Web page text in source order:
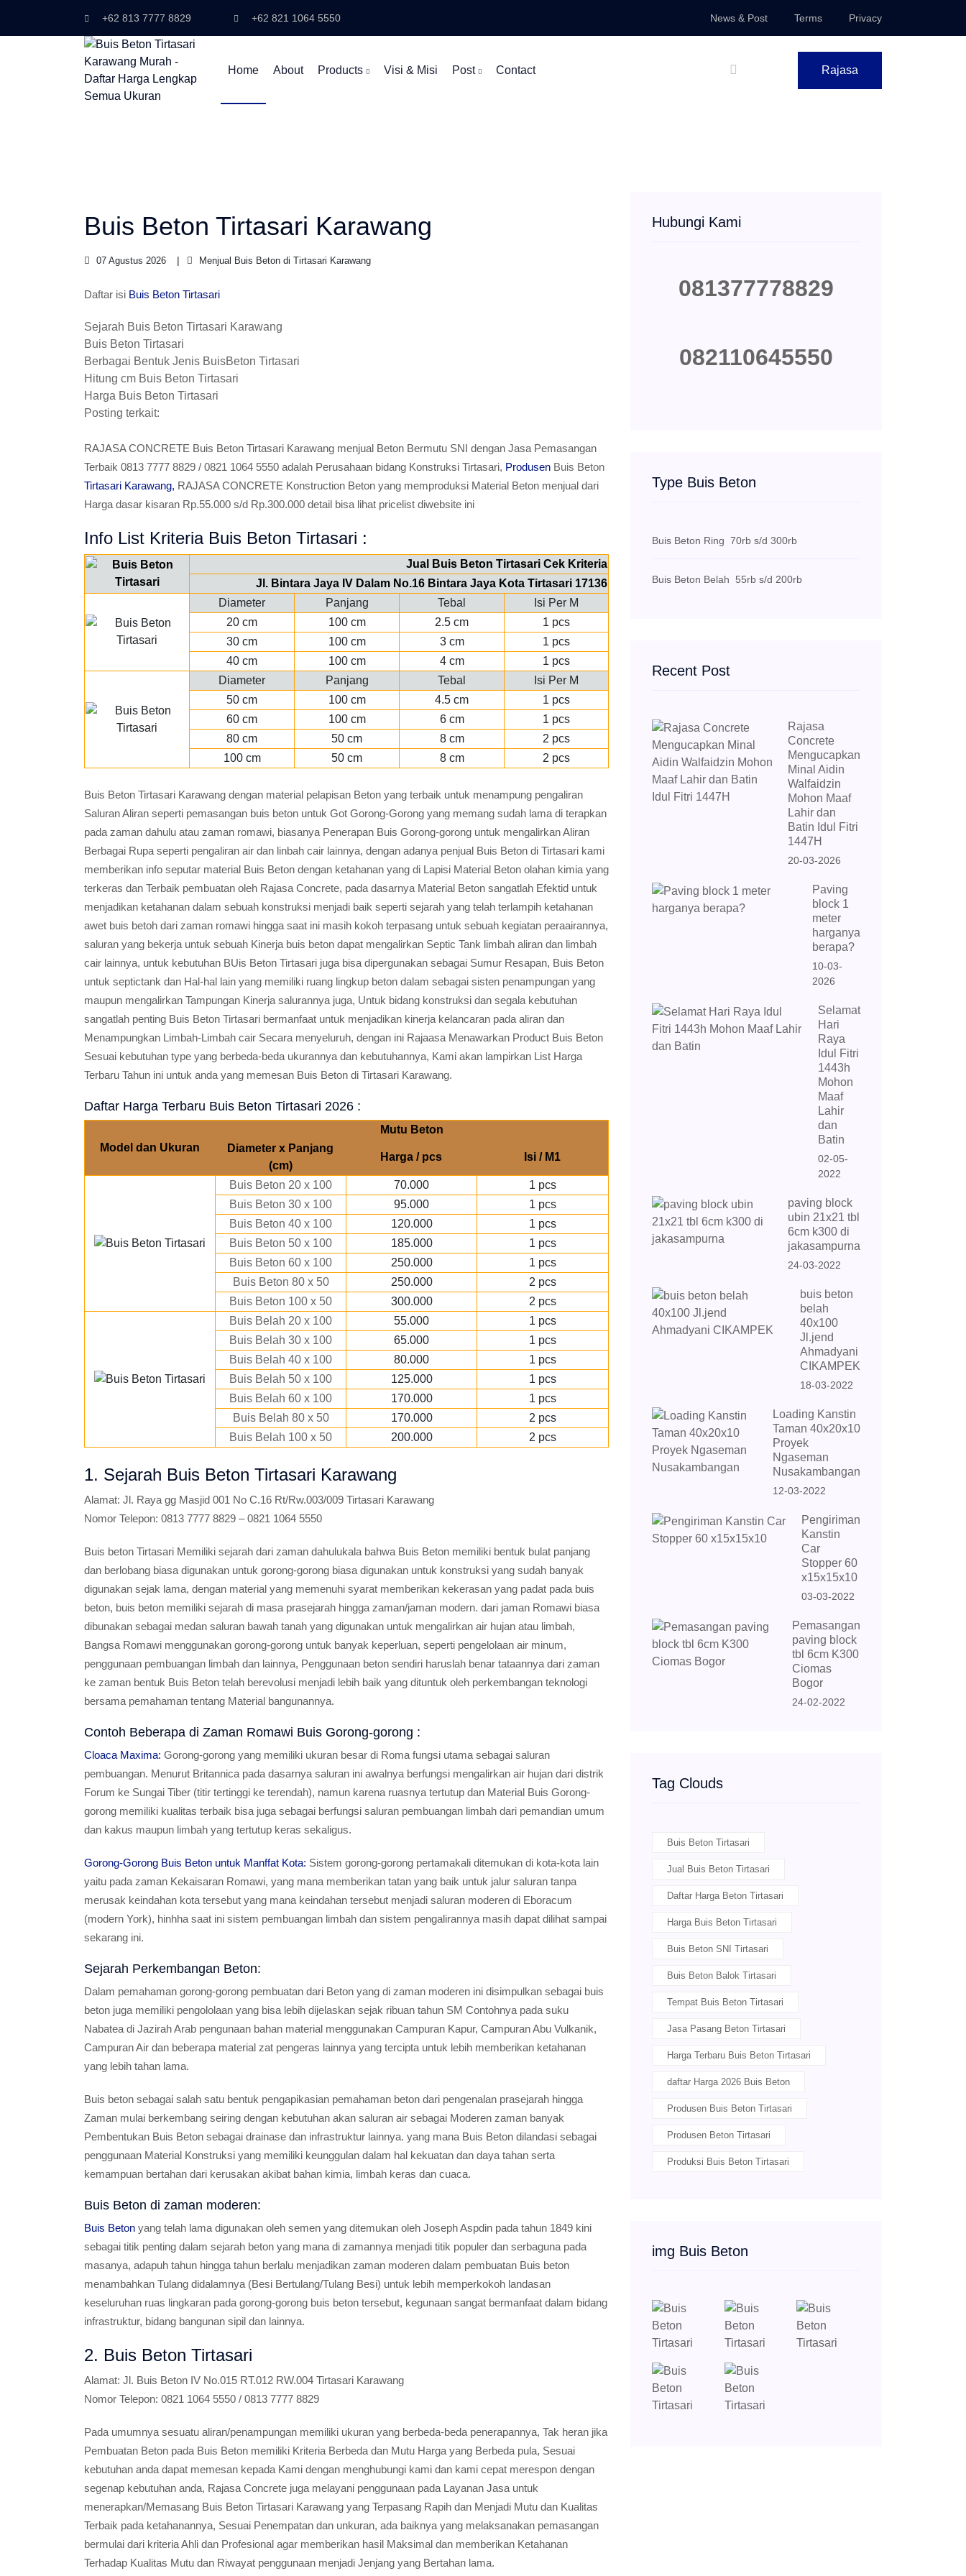
+62 813 7777 8829 +62 821 1064 5550 News & Post Terms Privacy
Home About Products Visi & Misi Post Contact Rajasa
Buis Beton Tirtasari Karawang
07 Agustus 2026 Menjual Buis Beton di Tirtasari Karawang
Daftar isi Buis Beton Tirtasari
Sejarah Buis Beton Tirtasari Karawang
Buis Beton Tirtasari
Berbagai Bentuk Jenis BuisBeton Tirtasari
Hitung cm Buis Beton Tirtasari
Harga Buis Beton Tirtasari
Posting terkait:
RAJASA CONCRETE Buis Beton Tirtasari Karawang menjual Beton Bermutu SNI dengan Jasa Pemasangan
Terbaik 0813 7777 8829 / 0821 1064 5550 adalah Perusahaan bidang Konstruksi Tirtasari, Produsen Buis Beton
Tirtasari Karawang, RAJASA CONCRETE Konstruction Beton yang memproduksi Material Beton menjual dari
Harga dasar kisaran Rp.55.000 s/d Rp.300.000 detail bisa lihat pricelist diwebsite ini
Info List Kriteria Buis Beton Tirtasari :
Jual Buis Beton Tirtasari Cek Kriteria
Jl. Bintara Jaya IV Dalam No.16 Bintara Jaya Kota Tirtasari 17136
Diameter
Panjang Tebal
Isi Per M
20 cm
100 cm 2.5 cm
1 pcs
30 cm
100 cm 3 cm
1 pcs
40 cm
100 cm 4 cm
1 pcs
Diameter
Panjang Tebal
Isi Per M
50 cm
100 cm 4.5 cm
1 pcs
60 cm
100 cm 6 cm
1 pcs
80 cm
50 cm 8 cm
2 pcs
100 cm
50 cm 8 cm 2 pcs
Buis Beton Tirtasari Karawang dengan material pelapisan Beton yang terbaik untuk menampung pengaliran
Saluran Aliran seperti pemasangan buis beton untuk Got Gorong-Gorong yang memang sudah lama di terapkan
pada zaman dahulu atau zaman romawi, biasanya Penerapan Buis Gorong-gorong untuk mengalirkan Aliran
Berbagai Rupa seperti pengaliran air dan linbah cair lainnya, dengan adanya penjual Buis Beton di Tirtasari kami
memberikan info seputar material Buis Beton dengan ketahanan yang di Lapisi Material Beton olahan kimia yang
terkeras dan Terbaik pembuatan oleh Rajasa Concrete, pada dasarnya Material Beton sangatlah Efektid untuk
menjadikan ketahanan dalam sebuah konstruksi menjadi baik seperti sejarah yang telah terlampih ketahanan
awet buis betoh dari zaman romawi hingga saat ini masih kokoh terpasang untuk sebuah kegiatan peraairannya,
saluran yang bekerja untuk sebuah Kinerja buis beton dapat mengalirkan Septic Tank limbah aliran dan limbah
cair lainnya, untuk kebutuhan BUis Beton Tirtasari juga bisa dipergunakan sebagai Sumur Resapan, Buis Beton
untuk septictank dan Hal-hal lain yang memiliki ruang lingkup beton dalam sebagai sisten penampungan yang
maupun mengalirkan Tampungan Kinerja salurannya juga, Untuk bidang konstruksi dan segala kebutuhan
sangatlah penting Buis Beton Tirtasari bermanfaat untuk menjadikan kinerja kelancaran pada aliran dan
Menampungkan Limbah-Limbah cair Secara menyeluruh, dengan ini Rajaasa Menawarkan Product Buis Beton
Sesuai kebutuhan type yang berbeda-beda ukurannya dan kebutuhannya, Kami akan lampirkan List Harga
Terbaru Tahun ini untuk anda yang memesan Buis Beton di Tirtasari Karawang.
Daftar Harga Terbaru Buis Beton Tirtasari 2026 :
Model dan Ukuran
Mutu Beton
Diameter x Panjang
(cm)
Harga / pcs Isi / M1
Buis Beton 20 x 100 70.000
1 pcs
Buis Beton 30 x 100
95.000
1 pcs
Buis Beton 40 x 100
120.000
1 pcs
Buis Beton 50 x 100
185.000
1 pcs
Buis Beton 60 x 100
250.000
1 pcs
Buis Beton 80 x 50
250.000
2 pcs
Buis Beton 100 x 50
300.000
2 pcs
Buis Belah 20 x 100
55.000
1 pcs
Buis Belah 30 x 100
65.000
1 pcs
Buis Belah 40 x 100
80.000
1 pcs
Buis Belah 50 x 100
125.000
1 pcs
Buis Belah 60 x 100
170.000
1 pcs
Buis Belah 80 x 50
170.000
2 pcs
Buis Belah 100 x 50
200.000 2 pcs
1. Sejarah Buis Beton Tirtasari Karawang
Alamat: Jl. Raya gg Masjid 001 No C.16 Rt/Rw.003/009 Tirtasari Karawang
Nomor Telepon: 0813 7777 8829 – 0821 1064 5550
Buis beton Tirtasari Memiliki sejarah dari zaman dahulukala bahwa Buis Beton memiliki bentuk bulat panjang
dan berlobang biasa digunakan untuk gorong-gorong biasa digunakan untuk konstruksi yang sudah banyak
digunakan sejak lama, dengan material yang memenuhi syarat memberikan kekerasan yang padat pada buis
beton, buis beton memiliki sejarah di masa prasejarah hingga zaman/jaman modern. dari jaman Romawi biasa
dibunakan sebagai medan saluran bawah tanah yang digunakan untuk mengalirkan air hujan atau limbah,
Bangsa Romawi menggunakan gorong-gorong untuk banyak keperluan, seperti pengelolaan air minum,
penggunaan pembuangan limbah dan lainnya, Penggunaan beton sendiri haruslah benar tataannya dari zaman
ke zaman bentuk Buis Beton telah berevolusi menjadi lebih baik yang dituntuk oleh perkembangan teknologi
bersama pemahaman tentang Material bangunannya.
Contoh Beberapa di Zaman Romawi Buis Gorong-gorong :
Cloaca Maxima: Gorong-gorong yang memiliki ukuran besar di Roma fungsi utama sebagai saluran
pembuangan. Menurut Britannica pada dasarnya saluran ini awalnya berfungsi mengalirkan air hujan dari distrik
Forum ke Sungai Tiber (titir tertinggi ke terendah), namun karena ruasnya tertutup dan Material Buis Gorong-
gorong memiliki kualitas terbaik bisa juga sebagai berfungsi saluran pembuangan limbah dari pemandian umum
dan kakus maupun limbah yang tertutup keras sekaligus.
Gorong-Gorong Buis Beton untuk Manffat Kota: Sistem gorong-gorong pertamakali ditemukan di kota-kota lain
yaitu pada zaman Kekaisaran Romawi, yang mana memberikan tatan yang baik untuk jalur saluran tanpa
merusak keindahan kota tersebut yang mana keindahan tersebut menjadi saluran moderen di Eboracum
(modern York), hinhha saat ini sistem pembuangan limbah dan sistem pengalirannya masih dapat dilihat sampai
sekarang ini.
Sejarah Perkembangan Beton:
Dalam pemahaman gorong-gorong pembuatan dari Beton yang di zaman moderen ini disimpulkan sebagai buis
beton juga memiliki pengololaan yang bisa lebih dijelaskan sejak ribuan tahun SM Contohnya pada suku
Nabatea di Jazirah Arab pengunaan bahan material menggunakan Campuran Kapur, Campuran Abu Vulkanik,
Campuran Air dan beberapa material zat pengeras lainnya yang tercipta untuk lebih memberikan ketahanan
yang lebih tahan lama.
Buis beton sebagai salah satu bentuk pengapikasian pemahaman beton dari pengenalan prasejarah hingga
Zaman mulai berkembang seiring dengan kebutuhan akan saluran air sebagai Moderen zaman banyak
Pembentukan Buis Beton sebagai drainase dan infrastruktur lainnya. yang mana Buis Beton dilandasi sebagai
penggunaan Material Konstruksi yang memiliki keunggulan dalam hal kekuatan dan daya tahan serta
kemampuan bertahan dari kerusakan akibat bahan kimia, limbah keras dan cuaca.
Buis Beton di zaman moderen:
Buis Beton yang telah lama digunakan oleh semen yang ditemukan oleh Joseph Aspdin pada tahun 1849 kini
sebagai titik penting dalam sejarah beton yang mana di zamannya menjadi titik populer dan serbaguna pada
masanya, adapuh tahun hingga tahun berlalu menjadikan zaman moderen dalam pembuatan Buis beton
menambahkan Tulang didalamnya (Besi Bertulang/Tulang Besi) untuk lebih memperkokoh landasan
keseluruhan ruas lingkaran pada gorong-gorong buis beton tersebut, kegunaan sangat bermanfaat dalam bidang
infrastruktur, bidang bangunan sipil dan lainnya.
2. Buis Beton Tirtasari
Alamat: Jl. Buis Beton IV No.015 RT.012 RW.004 Tirtasari Karawang
Nomor Telepon: 0821 1064 5550 / 0813 7777 8829
Pada umumnya sesuatu aliran/penampungan memiliki ukuran yang berbeda-beda penerapannya, Tak heran jika
Pembuatan Beton pada Buis Beton memiliki Kriteria Berbeda dan Mutu Harga yang Berbeda pula, Sesuai
kebutuhan anda dapat memesan kepada Kami dengan menghubungi kami dan kami cepat merespon dengan
segenap kebutuhan anda, Rajasa Concrete juga melayani penggunaan pada Layanan Jasa untuk
menerapkan/Memasang Buis Beton Tirtasari Karawang yang Terpasang Rapih dan Menjadi Mutu dan Kualitas
Terbaik pada ketahanannya, Sesuai Penempatan dan unkuran, ada baiknya yang melaksanakan pemasangan
bermulai dari kriteria Ahli dan Profesional agar memberikan hasil Maksimal dan memberikan Ketahanan
Terhadap Kualitas Mutu dan Riwayat penggunaan menjadi Jenjang yang Bertahan lama.
Hubungi Kami
081377778829
082110645550
Type Buis Beton
Buis Beton Ring 70rb s/d 300rb
Buis Beton Belah 55rb s/d 200rb
Recent Post
Rajasa
Concrete
Mengucapkan
Minal Aidin
Walfaidzin
Mohon Maaf
Lahir dan
Batin Idul Fitri
1447H
20-03-2026
Paving
block 1
meter
harganya
berapa?
10-03-
2026
Selamat
Hari
Raya
Idul Fitri
1443h
Mohon
Maaf
Lahir
dan
Batin
02-05-
2022
paving block
ubin 21x21 tbl
6cm k300 di
jakasampurna
24-03-2022
buis beton
belah
40x100
Jl.jend
Ahmadyani
CIKAMPEK
18-03-2022
Loading Kanstin
Taman 40x20x10
Proyek
Ngaseman
Nusakambangan
12-03-2022
Pengiriman
Kanstin
Car
Stopper 60
x15x15x10
03-03-2022
Pemasangan
paving block
tbl 6cm K300
Ciomas
Bogor
24-02-2022
Tag Clouds
Buis Beton Tirtasari
Jual Buis Beton Tirtasari
Daftar Harga Beton Tirtasari
Harga Buis Beton Tirtasari
Buis Beton SNI Tirtasari
Buis Beton Balok Tirtasari
Tempat Buis Beton Tirtasari
Jasa Pasang Beton Tirtasari
Harga Terbaru Buis Beton Tirtasari
daftar Harga 2026 Buis Beton
Produsen Buis Beton Tirtasari
Produsen Beton Tirtasari
Produksi Buis Beton Tirtasari
img Buis Beton